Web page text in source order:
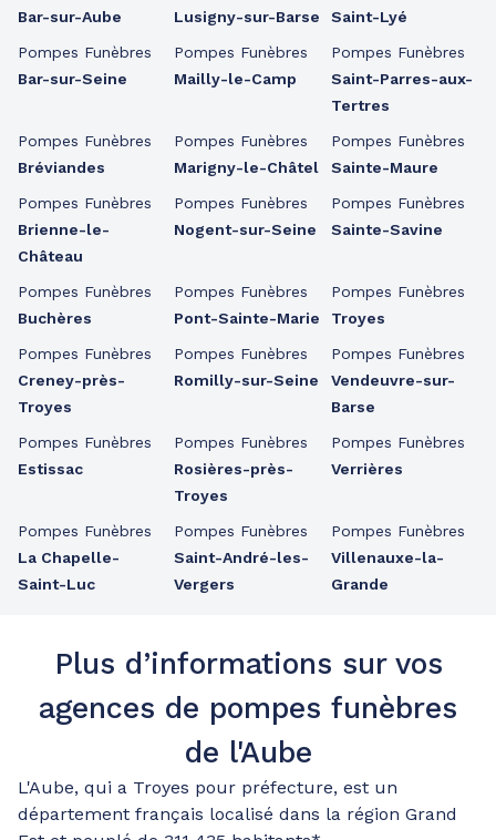
Bar-sur-Aube
Pompes Funèbres
Bar-sur-Seine
Pompes Funèbres
Bréviandes
Pompes Funèbres
Brienne-le-
Château
Pompes Funèbres
Buchères
Pompes Funèbres
Creney-près-
Troyes
Pompes Funèbres
Estissac
Pompes Funèbres
La Chapelle-
Saint-Luc
Lusigny-sur-Barse
Pompes Funèbres
Mailly-le-Camp
Pompes Funèbres
Marigny-le-Châtel
Pompes Funèbres
Nogent-sur-Seine
Pompes Funèbres
Pont-Sainte-Marie
Pompes Funèbres
Romilly-sur-Seine
Pompes Funèbres
Rosières-près-
Troyes
Pompes Funèbres
Saint-André-les-
Vergers
Saint-Lyé
Pompes Funèbres
Saint-Parres-aux-
Tertres
Pompes Funèbres
Sainte-Maure
Pompes Funèbres
Sainte-Savine
Pompes Funèbres
Troyes
Pompes Funèbres
Vendeuvre-sur-
Barse
Pompes Funèbres
Verrières
Pompes Funèbres
Villenauxe-la-
Grande
Plus d’informations sur vos
agences de pompes funèbres
de l'Aube
L'Aube, qui a Troyes pour préfecture, est un
département français localisé dans la région Grand